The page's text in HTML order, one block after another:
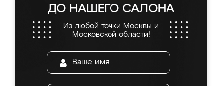
ДО НАШЕГО САЛОНА
Из любой точки Москвы и
Московской области!